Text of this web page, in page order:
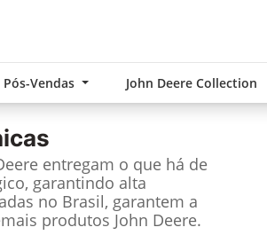
Pós-Vendas John Deere Collection
entregam o que há de
garantindo alta
no Brasil, garantem a
produtos John Deere.